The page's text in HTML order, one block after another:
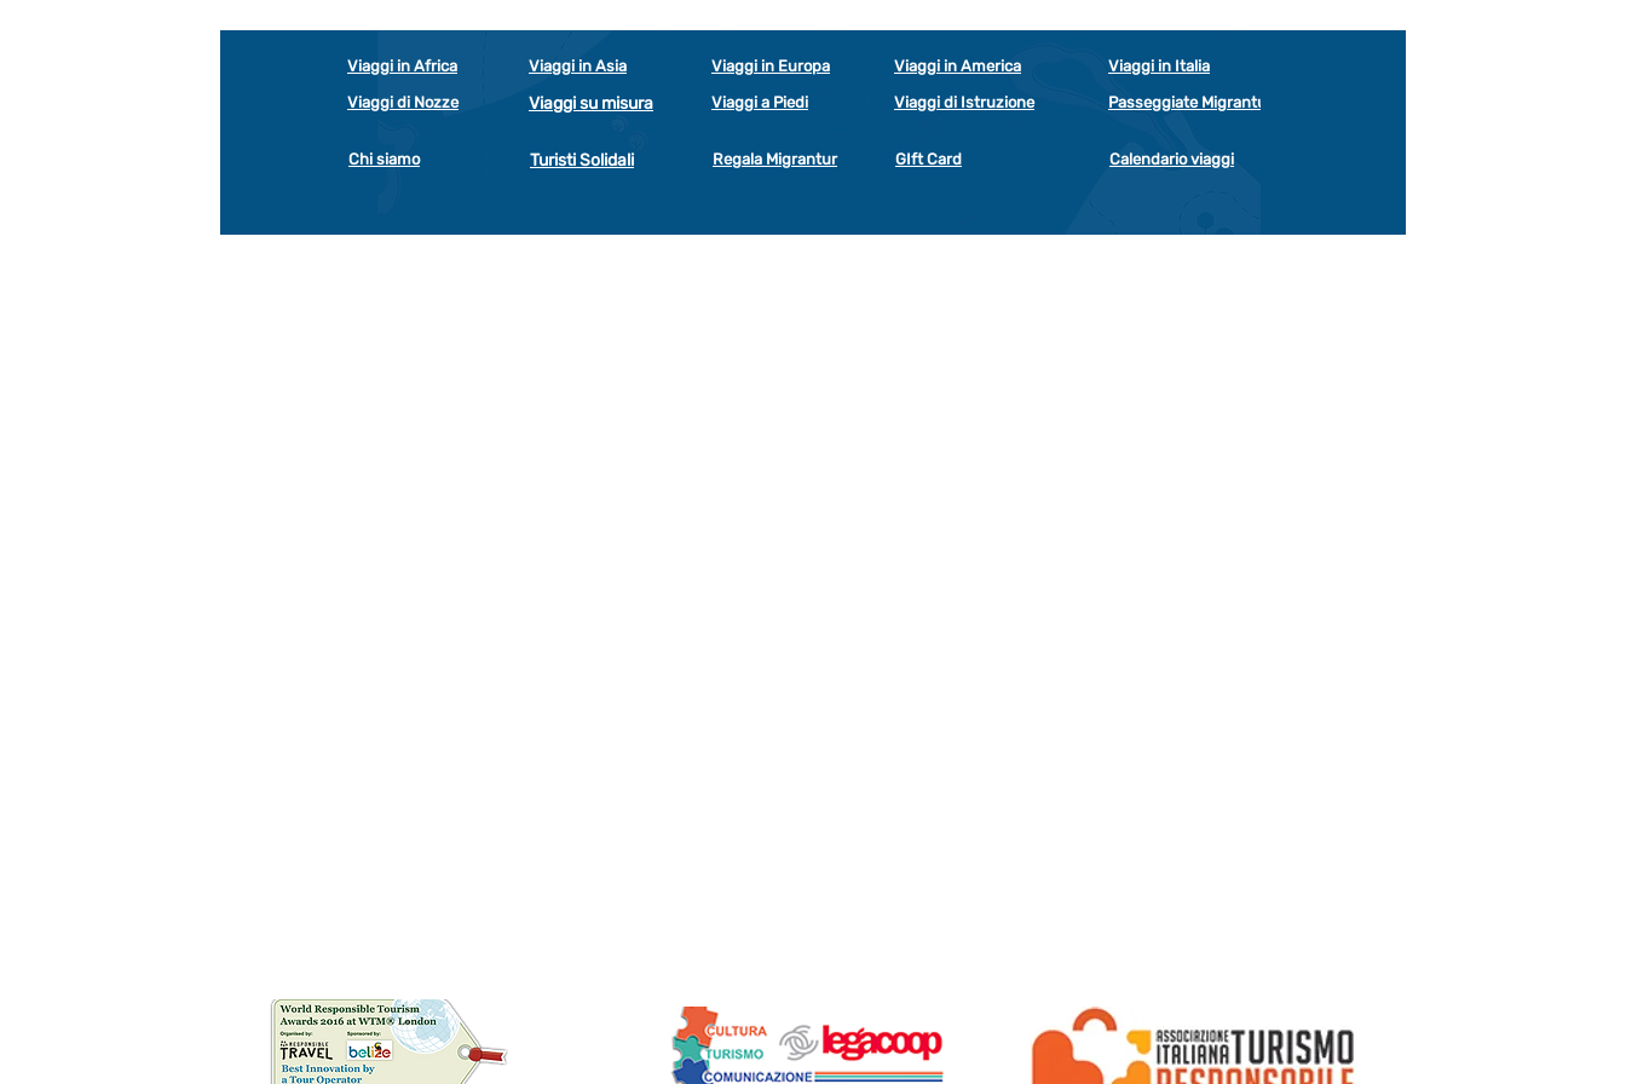
Viaggi in Africa Viaggi in Asia Viaggi in Europa Viaggi in America
Viaggi in Italia
Viaggi di Nozze
Viaggi su misura Viaggi a Piedi Viaggi di Istruzione Passeggiate Migrantur
Chi siamo Turisti Solidali Regala Migrantur GIft Card Calendario viaggi